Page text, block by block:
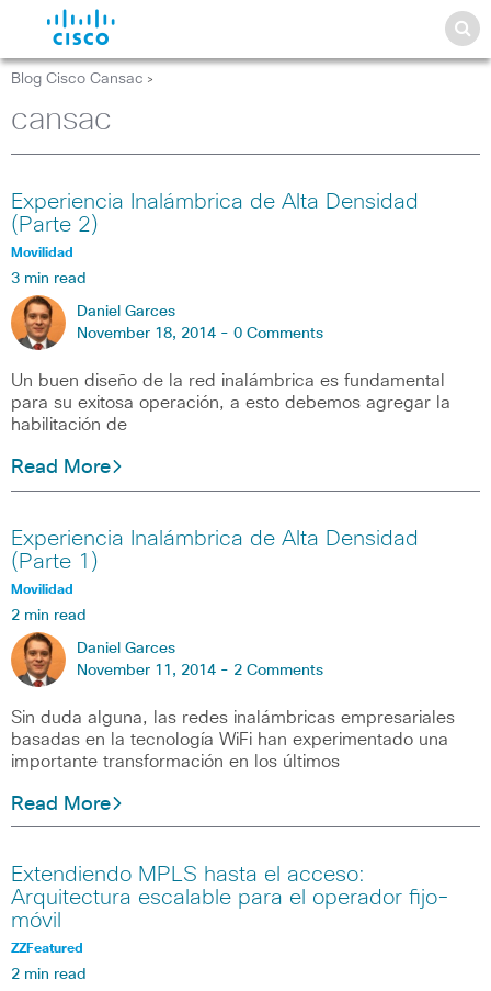
Blog Cisco Cansac >
cansac
Experiencia Inalámbrica de Alta Densidad
(Parte 2)
Movilidad
3 min read
Daniel Garces
November 18, 2014 - 0 Comments
Un buen diseño de la red inalámbrica es fundamental
para su exitosa operación, a esto debemos agregar la
habilitación de
Read More
Experiencia Inalámbrica de Alta Densidad
(Parte 1)
Movilidad
2 min read
Daniel Garces
November 11, 2014 - 2 Comments
Sin duda alguna, las redes inalámbricas empresariales
basadas en la tecnología WiFi han experimentado una
importante transformación en los últimos
Read More
Extendiendo MPLS hasta el acceso:
Arquitectura escalable para el operador fijo-
móvil
ZZFeatured
2 min read